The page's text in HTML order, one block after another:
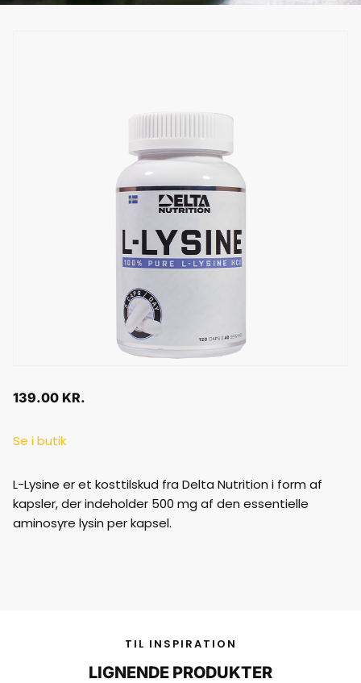
139.00 KR.
Se i butik
L-Lysine er et kosttilskud fra Delta Nutrition i form af
kapsler, der indeholder 500 mg af den essentielle
aminosyre lysin per kapsel.
TIL INSPIRATION
LIGNENDE PRODUKTER